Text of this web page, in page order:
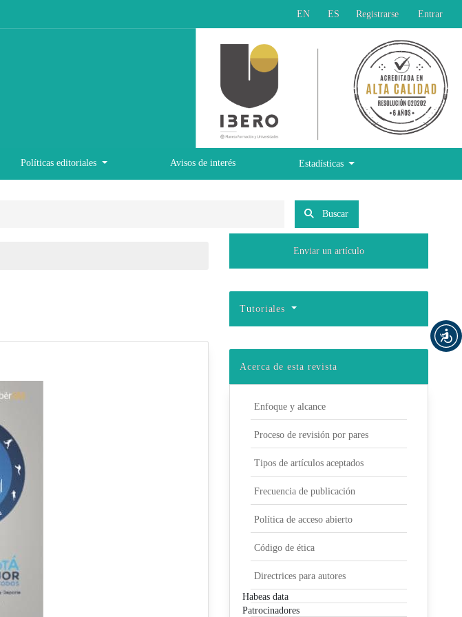
EN ES Registrarse Entrar
Políticas editoriales Avisos de interés Estadísticas
Buscar
Enviar un artículo
Tutoriales
Acerca de esta revista
Enfoque y alcance
Proceso de revisión por pares
Tipos de artículos aceptados
Frecuencia de publicación
Política de acceso abierto
Código de ética
Directrices para autores
Habeas data
Patrocinadores